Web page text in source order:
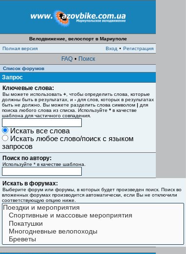
Велодвижение, велоспорт в Мариуполе
Полная версия
Вход • Регистрация
FAQ • Поиск
Список форумов
Запрос
Ключевые слова:
Вы можете использовать + , чтобы определить слова, которые
должны быть в результатах, и - для слов, которых в результатах
быть не должно. Вы можете разделить слова символом | для
поиска любого слова из списка. Используйте * в качестве
шаблона для частичного совпадения.
Искать все слова
Искать любое слово/поиск с языком
запросов
Поиск по автору:
Используйте * в качестве шаблона.
Искать в форумах:
Выберите форум или форумы, в которых будет произведен поиск. Поиск во
вложенных форумах производится автоматически, если Вы не отключили
соответствующую опцию ниже.